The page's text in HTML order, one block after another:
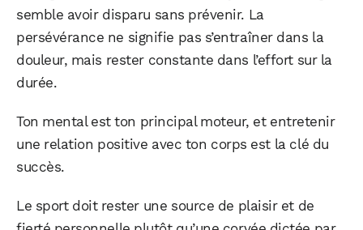
semble avoir disparu sans prévenir. La
persévérance ne signifie pas s’entraîner dans la
douleur, mais rester constante dans l’effort sur la
durée.
Ton mental est ton principal moteur, et entretenir
une relation positive avec ton corps est la clé du
succès.
Le sport doit rester une source de plaisir et de